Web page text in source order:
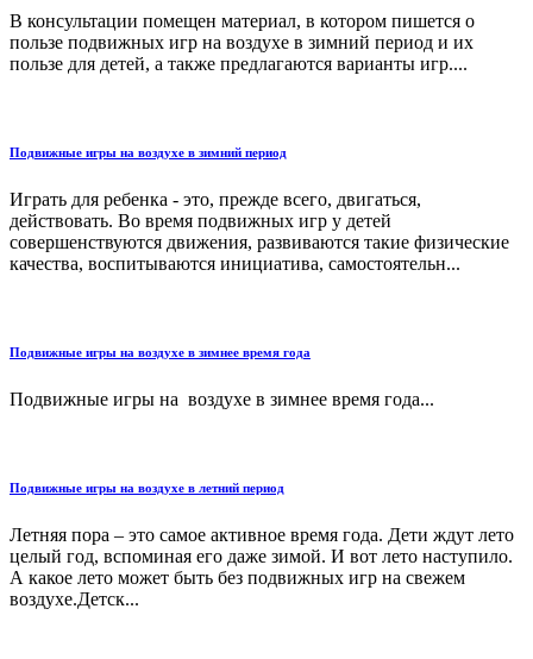
В консультации помещен материал, в котором пишется о
пользе подвижных игр на воздухе в зимний период и их
пользе для детей, а также предлагаются варианты игр....
Подвижные игры на воздухе в зимний период
Играть для ребенка - это, прежде всего, двигаться,
действовать. Во время подвижных игр у детей
совершенствуются движения, развиваются такие физические
качества, воспитываются инициатива, самостоятельн...
Подвижные игры на воздухе в зимнее время года
Подвижные игры на воздухе в зимнее время года...
Подвижные игры на воздухе в летний период
Летняя пора – это самое активное время года. Дети ждут лето
целый год, вспоминая его даже зимой. И вот лето наступило.
А какое лето может быть без подвижных игр на свежем
воздухе.Детск...